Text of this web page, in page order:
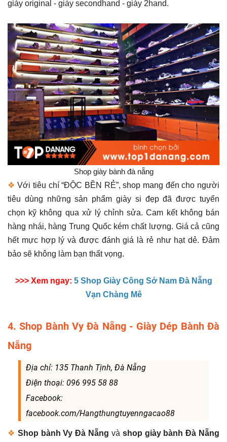
giày original - giày secondhand - giày 2hand.
Shop giày bành đà nẵng
❖Với tiêu chí “ĐỘC BỀN RẺ”, shop mang đến cho người
tiêu dùng những sản phẩm giày si đẹp đã được tuyển
chọn kỹ không qua xử lý chỉnh sửa. Cam kết không bán
hàng nhái, hàng Trung Quốc kém chất lượng. Giá cả cũng
hết mực hợp lý và được đánh giá là rẻ như hạt dẻ. Đảm
bảo sẽ không làm bạn thất vọng.
>>> Xem ngay: 5 Shop Giày Công Sở Nam Đà Nẵng
Vạn Chàng Mê
4. Shop Bành Vy Đà Nẵng - Giày Dép Bành Đà
Nẵng
Địa chỉ: 135 Thanh Tịnh, Đà Nẵng
Điện thoại: 096 995 58 88
Facebook:
facebook.com/Hangthungtuyenngacao88
❖ Shop bành Vy Đà Nẵng và shop giày bành Đà Nẵng